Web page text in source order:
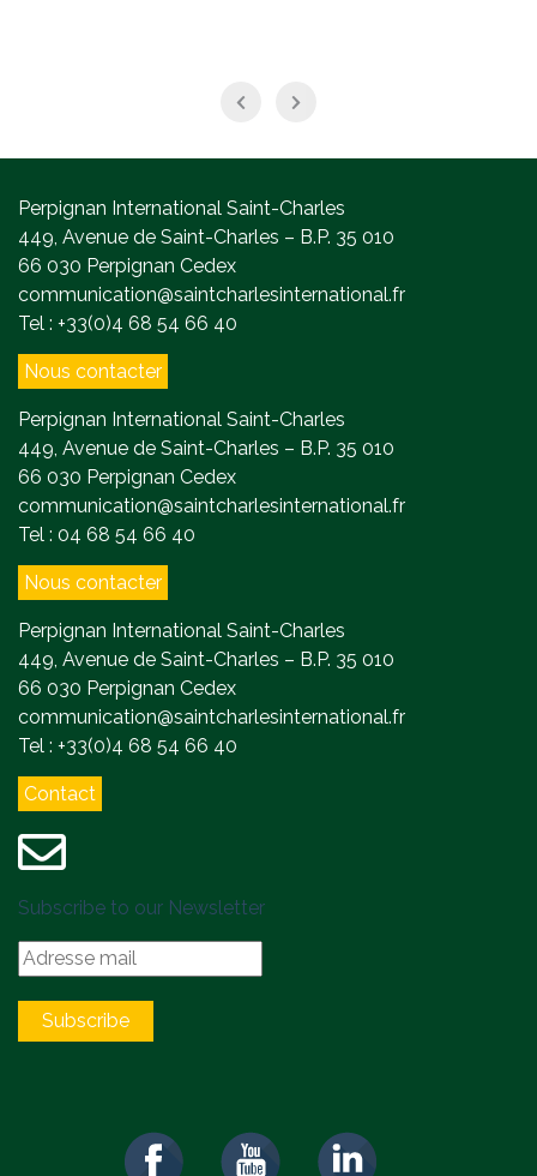
Perpignan International Saint-Charles
449, Avenue de Saint-Charles – B.P. 35 010
66 030 Perpignan Cedex
communication@saintcharlesinternational.fr
Tel : +33(0)4 68 54 66 40
Nous contacter
Perpignan International Saint-Charles
449, Avenue de Saint-Charles – B.P. 35 010
66 030 Perpignan Cedex
communication@saintcharlesinternational.fr
Tel : 04 68 54 66 40
Nous contacter
Perpignan International Saint-Charles
449, Avenue de Saint-Charles – B.P. 35 010
66 030 Perpignan Cedex
communication@saintcharlesinternational.fr
Tel : +33(0)4 68 54 66 40
Contact
Subscribe to our Newsletter
Subscribe